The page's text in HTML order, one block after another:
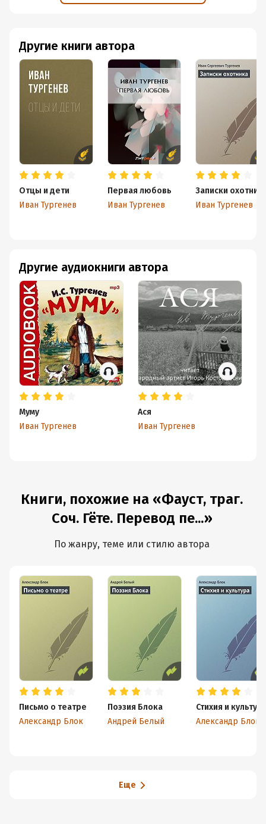
Другие книги автора
Отцы и дети
Иван Тургенев
Первая любовь
Иван Тургенев
Записки
Иван Тургенев
Другие аудиокниги автора
Муму
Иван Тургенев
Ася
Иван Тургенев
Книги, похожие на «Фауст, траг.
Соч. Гёте. Перевод пе...»
По жанру, теме или стилю автора
Письмо о театре
Александр Блок
Поэзия Блока
Андрей Белый
Стихия и
Александр Блок
Еще